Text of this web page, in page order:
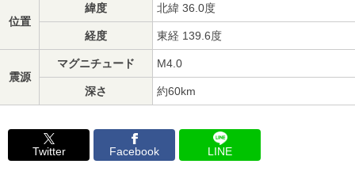
位置
緯度 北緯 36.0度
経度 東経 139.6度
震源
マグニチュード M4.0
深さ 約60km
Twitter Facebook LINE